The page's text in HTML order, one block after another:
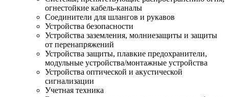
огнестойкие кабель-каналы
Соединители для шлангов и рукавов
Устройства безопасности
Устройства заземления, молниезащиты и защиты
от перенапряжений
Устройства защиты, плавкие предохранители,
модульные устройства/монтажные устройства
Устройства оптической и акустической
сигнализации
Учетная техника